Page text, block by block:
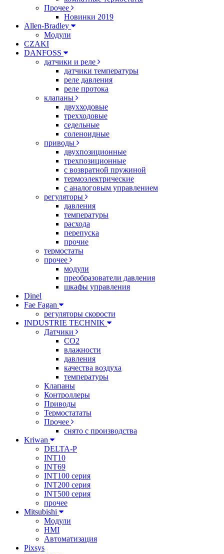
Прочее
Новинки 2019
Allen-Bradley
Модули
CZAKI
DANFOSS
датчики и реле
датчики температуры
реле давления
реле протока
клапаны
двухходовые
трехходовые
седельные
соленоидные
приводы
двухпозиционные
трехпозиционные
с возвратной пружиной
термоэлектрические
с аналоговым управлением
регуляторы
давления
температуры
расхода
перепуска
прочие
термостаты
прочее
модули
преобразователи давления
шкафы управления
Dinel
Fae Fagan
регуляторы скорости
INDUSTRIE TECHNIK
Датчики
CO2
влажности
давления
качества воздуха
температуры
Клапаны
Контроллеры
Приводы
Термостататы
Прочее
снято с производства
Kriwan
DELTA-P
INT10
INT69
INT100 серия
INT200 серия
INT500 серия
прочее
Mitsubishi
Модули
HMI
Автоматизация
Pixsys